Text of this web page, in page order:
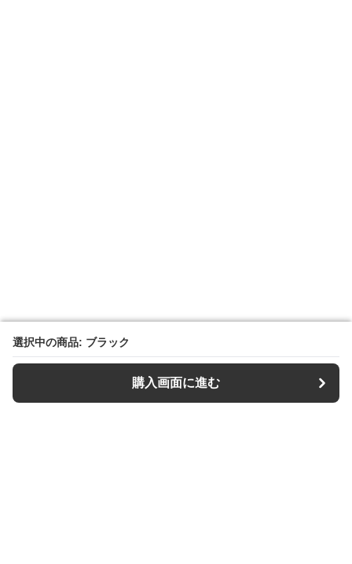
選択中の商品: ブラック
購入画面に進む
選択中の商品: ブラック
購入画面に進む